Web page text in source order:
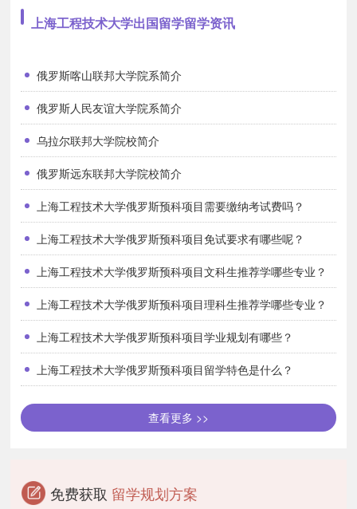
俄罗斯》语言课程教材及课程体系，聘请专业教师进行教学，使学生
更好的掌握语言知识。
项目采用优质、专业的教学方法，严格进行考勤管理，全方位保
证教学质量和效果。由精英教师组成的师资团队确保了优质的教学质
量。在全日制普通高校的管理模式下，对学生进行生活、思政方面教
育，并强化学生的自律性和自主性。严格管理，科学教育，注重提高
学生的综合素质。
个性化留学指导
国内外长期稳定的合作，为学生顺利出国留学提供了全方位的教
学和服务支持。针对不同培养方向的学生进行全程规划和留学指导，
接等。
考试费问题
参与选拔的学生不需要缴纳考试费。
上海工程技术大学出国留学留学资讯
俄罗斯喀山联邦大学院系简介
俄罗斯人民友谊大学院系简介
乌拉尔联邦大学院校简介
俄罗斯远东联邦大学院校简介
上海工程技术大学俄罗斯预科项目需要缴纳考试费吗？
上海工程技术大学俄罗斯预科项目免试要求有哪些呢？
上海工程技术大学俄罗斯预科项目文科生推荐学哪些专业？
上海工程技术大学俄罗斯预科项目理科生推荐学哪些专业？
上海工程技术大学俄罗斯预科项目学业规划有哪些？
上海工程技术大学俄罗斯预科项目留学特色是什么？
查看更多 >>
免费获取 留学规划方案